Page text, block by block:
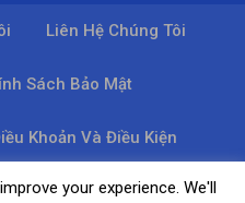
Liên Hệ Chúng Tôi
Sách Bảo Mật
Khoản Và Điều Kiện
ký Bản quyền.
your experience. We'll